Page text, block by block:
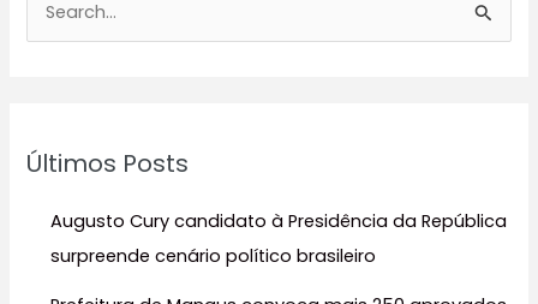
iÚltimos Posts
Augusto Cury candidato à Presidência da República
surpreende cenário político brasileiro